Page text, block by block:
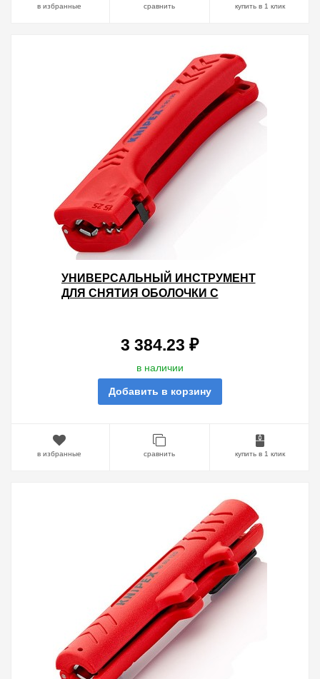
в избранные сравнить купить в 1 клик
УНИВЕРСАЛЬНЫЙ ИНСТРУМЕНТ
ДЛЯ СНЯТИЯ ОБОЛОЧКИ С
3 384.23 ₽
в наличии
Добавить в корзину
в избранные сравнить купить в 1 клик